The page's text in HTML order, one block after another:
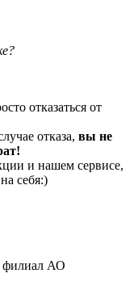
отказаться от
отказа, вы не
и нашем сервисе,
себя:)
филиал АО